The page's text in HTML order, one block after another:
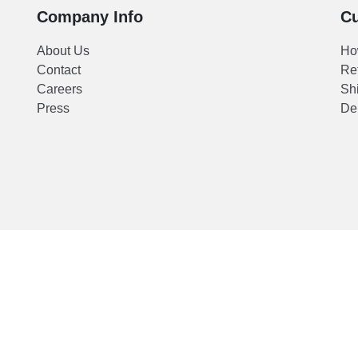
Company Info
About Us
Contact
Careers
Press